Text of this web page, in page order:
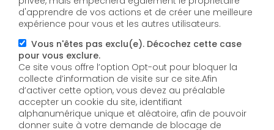
d'apprendre de vos actions et de créer une meilleure
expérience pour vous et les autres utilisateurs.
Vous n'êtes pas exclu(e). Décochez cette case
pour vous exclure.
Ce site vous offre l’option Opt-out pour bloquer la
collecte d’information de visite sur ce site.Afin
d’activer cette option, vous devez au préalable
accepter un cookie du site, identifiant
alphanumérique unique et aléatoire, afin de pouvoir
donner suite à votre demande de blocage de